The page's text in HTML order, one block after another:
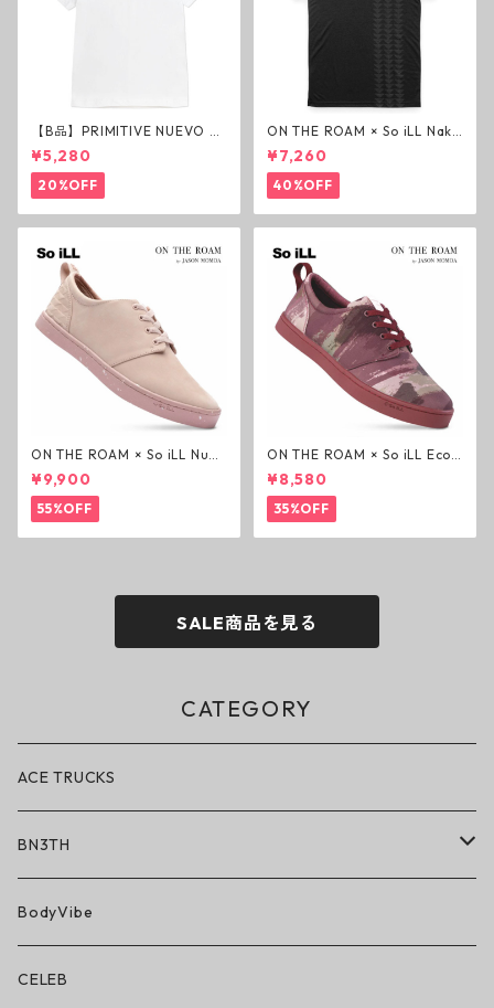
【B品】PRIMITIVE NUEVO SC
RIPT HW TEE WHITE ヘビー
ウェイトTシャツ ホワイト プ
リミティブ
¥5,280
20%OFF
ON THE ROAM × So iLL Nako
a Tee Tシャツ ウルフブラック
オンザローム ジェイソンモモ
ア OTR ビンテージ加工
¥7,260
40%OFF
ON THE ROAM × So iLL Nubu
ck Wino ライフスタイルシュ
ーズ ダーティーピンク オンザ
ローム ジェイソンモモア OTR
スニーカー
¥9,900
55%OFF
ON THE ROAM × So iLL Eco
Camo Wino ライフスタイル
シューズ カモ オンザローム ジ
ェイソンモモア OTR スニーカ
ー
¥8,580
35%OFF
SALE商品を見る
CATEGORY
ACE TRUCKS
BN3TH
BN3TH × ON THE ROAM
ボクサーブリーフ/ショート丈
BodyVibe
CELEB